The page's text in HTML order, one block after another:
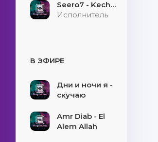
Seero7 - Kecholmadim
Исполнитель
В ЭФИРЕ
Дни и ночи я -
скучаю
Amr Diab - El
Alem Allah